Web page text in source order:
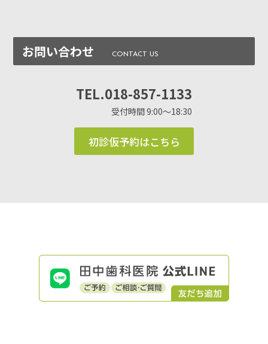
お問い合わせ
TEL.018-857-1133
受付時間 9:00〜18:30
初診仮予約はこちら